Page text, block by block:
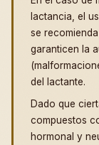
lactancia, el
se
garanticen la
del lactante.
Dado que
compuestos
hormonal y